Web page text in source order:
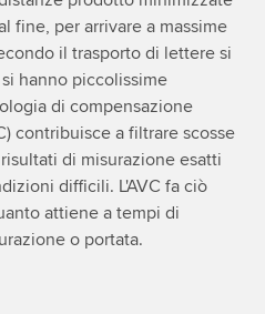
fine, per arrivare a massime
il trasporto di lettere si
hanno piccolissime
di compensazione
contribuisce a filtrare scosse
di misurazione esatti
difficili. L'AVC fa ciò
attiene a tempi di
o portata.